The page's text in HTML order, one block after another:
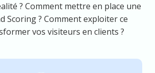
? Comment mettre en place une
Scoring ? Comment exploiter ce
vos visiteurs en clients ?